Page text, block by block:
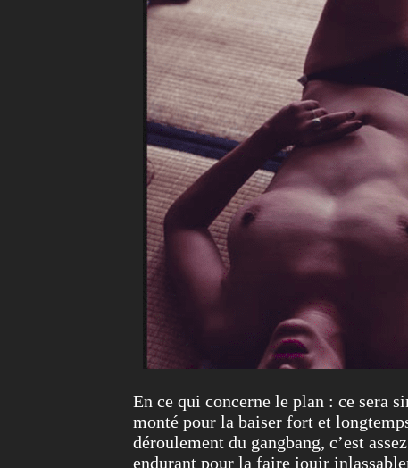
En ce qui concerne le plan : ce sera
monté pour la baiser fort et
déroulement du gangbang, c’est
endurant pour la faire jouir